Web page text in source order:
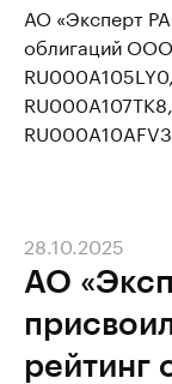
АО «Эксперт
облигаций
АО
рейтинг
28.10.2025